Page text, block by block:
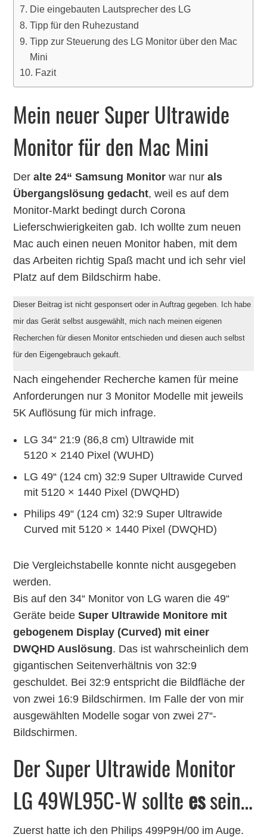
Die eingebauten Lautsprecher des LG
Tipp für den Ruhezustand
Tipp zur Steuerung des LG Monitor über den Mac
Mini
Fazit
Mein neuer Super Ultrawide
Monitor für den Mac Mini
Deralte 24“ Samsung Monitor war nurals
Übergangslösung gedacht, weil es auf dem
Monitor-Markt bedingt durch Corona
Lieferschwierigkeiten gab. Ich wollte zum neuen
Mac auch einen neuen Monitor haben, mit dem
das Arbeiten richtig Spaß macht und ich sehr viel
Platz auf dem Bildschirm habe.
Dieser Beitrag ist nicht gesponsert oder in Auftrag gegeben. Ich habe
mir das Gerät selbst ausgewählt, mich nach meinen eigenen
Recherchen für diesen Monitor entschieden und diesen auch selbst
für den Eigengebrauch gekauft.
Nach eingehender Recherche kamen für meine
Anforderungen nur 3 Monitor Modelle mit jeweils
5K Auflösung für mich infrage.
LG 34“ 21:9 (86,8 cm) Ultrawide mit
5120 × 2140 Pixel (WUHD)
LG 49“ (124 cm) 32:9 Super Ultrawide Curved
mit 5120 × 1440 Pixel (DWQHD)
Philips 49“ (124 cm) 32:9 Super Ultrawide
Curved mit 5120 × 1440 Pixel (DWQHD)
Die Vergleichstabelle konnte nicht ausgegeben
werden.
Bis auf den 34“ Monitor von LG waren die 49“
Geräte beideSuper Ultrawide Monitore mit
gebogenem Display (Curved) mit einer
DWQHD Auslösung. Das ist wahrscheinlich dem
gigantischen Seitenverhältnis von 32:9
geschuldet. Bei 32:9 entspricht die Bildfläche der
von zwei 16:9 Bildschirmen. Im Falle der von mir
ausgewählten Modelle sogar von zwei 27“-
Bildschirmen.
Der Super Ultrawide Monitor
LG 49WL95C-W sollteessein…
Zuerst hatte ich den Philips 499P9H/00 im Auge.